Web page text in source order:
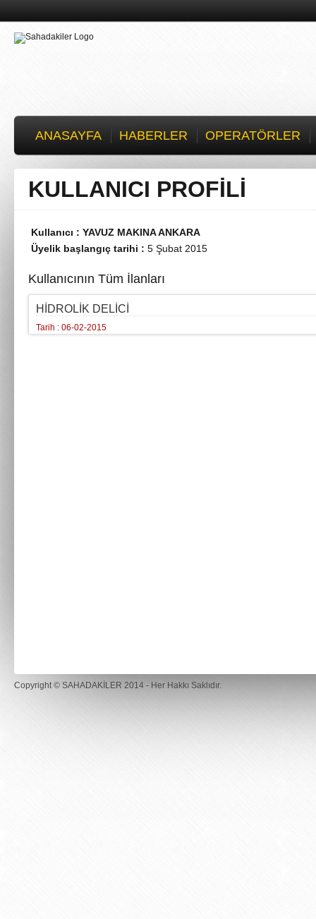
ANASAYFA HABERLER OPERATÖRLER
KULLANICI PROFİLİ
Kullanıcı : YAVUZ MAKINA ANKARA
Üyelik başlangıç tarihi : 5 Şubat 2015
Kullanıcının Tüm İlanları
HİDROLİK DELİCİ
Tarih : 06-02-2015
Copyright © SAHADAKİLER 2014 - Her Hakkı Saklıdır.